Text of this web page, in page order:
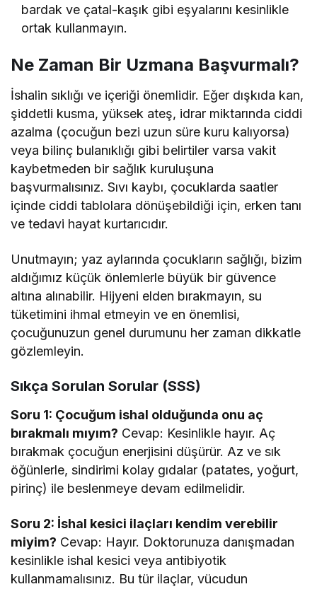
bardak ve çatal-kaşık gibi eşyalarını kesinlikle
ortak kullanmayın.
Ne Zaman Bir Uzmana Başvurmalı?
İshalin sıklığı ve içeriği önemlidir. Eğer dışkıda kan,
şiddetli kusma, yüksek ateş, idrar miktarında ciddi
azalma (çocuğun bezi uzun süre kuru kalıyorsa)
veya bilinç bulanıklığı gibi belirtiler varsa vakit
kaybetmeden bir sağlık kuruluşuna
başvurmalısınız. Sıvı kaybı, çocuklarda saatler
içinde ciddi tablolara dönüşebildiği için, erken tanı
ve tedavi hayat kurtarıcıdır.
Unutmayın; yaz aylarında çocukların sağlığı, bizim
aldığımız küçük önlemlerle büyük bir güvence
altına alınabilir. Hijyeni elden bırakmayın, su
tüketimini ihmal etmeyin ve en önemlisi,
çocuğunuzun genel durumunu her zaman dikkatle
gözlemleyin.
Sıkça Sorulan Sorular (SSS)
Soru 1: Çocuğum ishal olduğunda onu aç
bırakmalı mıyım? Cevap: Kesinlikle hayır. Aç
bırakmak çocuğun enerjisini düşürür. Az ve sık
öğünlerle, sindirimi kolay gıdalar (patates, yoğurt,
pirinç) ile beslenmeye devam edilmelidir.
Soru 2: İshal kesici ilaçları kendim verebilir
miyim? Cevap: Hayır. Doktorunuza danışmadan
kesinlikle ishal kesici veya antibiyotik
kullanmamalısınız. Bu tür ilaçlar, vücudun